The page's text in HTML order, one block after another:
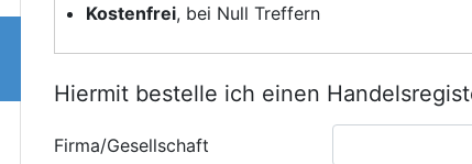
Kostenfrei, bei Null Treffern
Hiermit bestelle ich einen
Firma/Gesellschaft